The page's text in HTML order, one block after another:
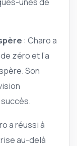
: Charo a
zéro et l’a
Son
a réussi à
au-delà